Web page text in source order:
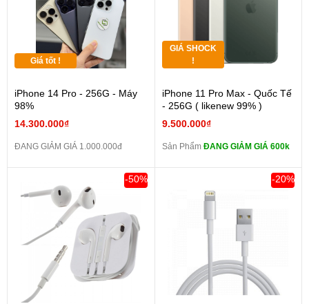
Giá tốt !
iPhone 14 Pro - 256G - Máy
98%
14.300.000₫
ĐANG GIẢM GIÁ 1.000.000đ
GIÁ SHOCK
!
iPhone 11 Pro Max - Quốc Tế
- 256G ( likenew 99% )
9.500.000₫
Sản Phẩm ĐANG GIẢM GIÁ 600k
-50% -20%